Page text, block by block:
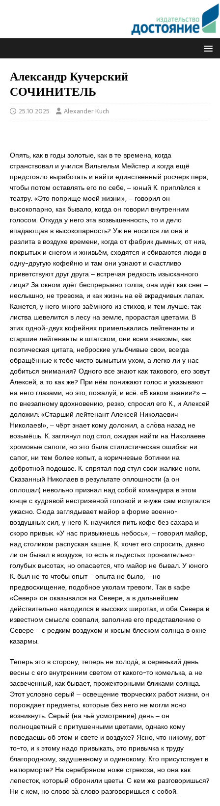
Александр Кучерский
СОЧИНИТЕЛЬ
25.10.2025 Alexander Kuch
Опять, как в годы золотые, как в те времена, когда
странствовал и учился Вильгельм Мейстер и когда ещё
предстояло выработать и найти единственный росчерк пера,
чтобы потом оставлять его по себе, ‒ юный К. приплёлся к
театру. «Это поприще моей жизни», ‒ говорил он
высокопарно, как бывало, когда он говорил внутренним
голосом. Откуда у него эта возвышенность, то и дело
впадающая в высокопарность? Уж не носится ли она и
разлита в воздухе времени, когда от фабрик дымных, от нив,
покрытых и снегом и жнивьём, сходятся и сбиваются люди в
одну-другую кофейню и там они узнают и счастливо
приветствуют друг друга ‒ встречая редкость изысканного
лица? За окном идёт беспрерывно толпа, она идёт как снег ‒
неслышно, не тревожа, и как жизнь на её вкрадчивых лапах.
Кажется, у него много заёмного из стихов, и тем лучше: так
листва шевелится в лесу на земле, прорастая цветами. В
этих одной-двух кофейнях примелькались лейтенанты и
старшие лейтенанты в штатском, они всем знакомы, как
поэтическая цитата, неброские улыбчивые свои, всегда
обращённые к тебе чисто вымытым ухом, а легко ли у нас
добиться внимания? Одного все знают как такового, его зовут
Алексей, а то как же? При нём понижают голос и указывают
на него глазами, но это, пожалуй, и всё. «В каком звании?» ‒
по внезапному вдохновению, резко, спросил его К., и Алексей
доложил: «Старший лейтенант Алексей Николаевич
Николаев!», ‒ чёрт знает кому доложил, а сло̀ва назад не
возьмёшь. К. заглянул под стол, ожидая найти на Николаеве
хромовые сапоги, но это была стилистическая ошибка: ни
сапог, ни тем более копыт, а коричневые ботинки на
добротной подошве. К. спрятал под стул свои жалкие ноги.
Сказанный Николаев в результате оплошности (а он
оплошал) невольно признал над собой командира в этом
юнце с кудрявой нестриженой головой и вчуже сам испугался
ужасно. Сюда заглядывает майор в форме военно-
воздушных сил, у него К. научился пить кофе без сахара и
скоро привык. «У нас привыкнешь небось», ‒ говорил майор,
над столиком распуская кашне. К. хочет его спросить, давно
ли он бывал в воздухе, то есть в льдистых пронзительно-
голубых высотах, но опасается, что майор не бывал. У юного
К. был не то чтобы опыт ‒ опыта не было, ‒ но
предвосхищение, подобное уколам тревоги. Так в кафе
«Север» он оказывался на Севере, а в дальнейшем
действительно находился в высоких широтах, и оба Севера в
известном смысле совпали, заполнив его представление о
Севере ‒ с редким воздухом и косым блеском солнца в окне
казармы.
Теперь это в сторону, теперь не холода̀, а серенький день
весны с его внутренним светом от какого-то комелька, а не
засвеченный, как бывает, прожекторными бликами солнца.
Этот условно серый ‒ освещение творческих работ жизни, он
порождает предметы, которые без него не могли ясно
возникнуть. Серый (на чьё усмотрение) день ‒ он
полноцветный с притушенными цветами, однако кому
поведаешь об этом и свете и воздухе? Ясно, что никому, вот
то-то, и к этому надо привыкать, это привычка к труду
благородному, задушевному и одинокому. Кто присутствует в
натюрморте? На серебряном ноже стрекоза, но она как
лепесток, который обронили цветы. С кем же разговоришься?
Ни с кем, но слово за̀ слово разговоришься с собой.